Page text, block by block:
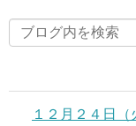
１２月２４日